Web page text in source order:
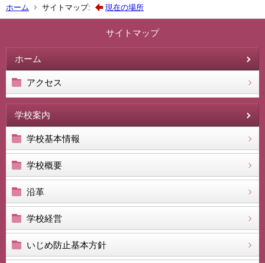
ホーム サイトマップ: 現在の場所
サイトマップ
ホーム
アクセス
学校案内
学校基本情報
学校概要
沿革
学校経営
いじめ防止基本方針